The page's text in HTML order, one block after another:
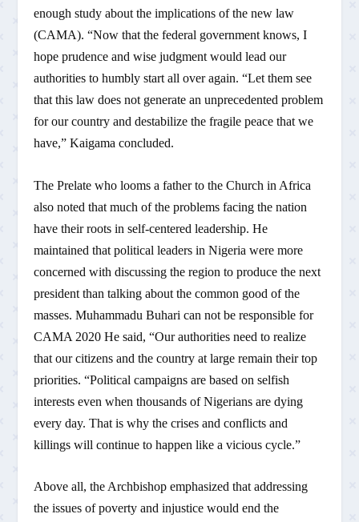
enough study about the implications of the new law
(CAMA). “Now that the federal government knows, I
hope prudence and wise judgment would lead our
authorities to humbly start all over again. “Let them see
that this law does not generate an unprecedented problem
for our country and destabilize the fragile peace that we
have,” Kaigama concluded.
The Prelate who looms a father to the Church in Africa
also noted that much of the problems facing the nation
have their roots in self-centered leadership. He
maintained that political leaders in Nigeria were more
concerned with discussing the region to produce the next
president than talking about the common good of the
masses. Muhammadu Buhari can not be responsible for
CAMA 2020 He said, “Our authorities need to realize
that our citizens and the country at large remain their top
priorities. “Political campaigns are based on selfish
interests even when thousands of Nigerians are dying
every day. That is why the crises and conflicts and
killings will continue to happen like a vicious cycle.”
Above all, the Archbishop emphasized that addressing
the issues of poverty and injustice would end the